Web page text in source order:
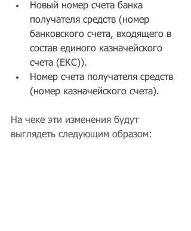
Новый номер счета банка
получателя средств (номер
банковского счета, входящего в
состав единого казначейского
счета (ЕКС)).
Номер счета получателя средств
(номер казначейского счета).
На чеке эти изменения будут
выглядеть следующим образом: